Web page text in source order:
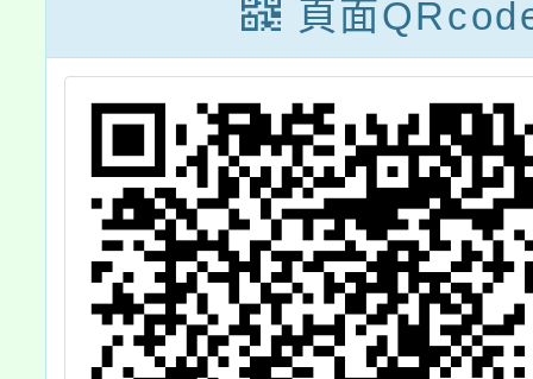
中，請鼓勵貴校
師生踴躍報名參
加，請查照。
頁面